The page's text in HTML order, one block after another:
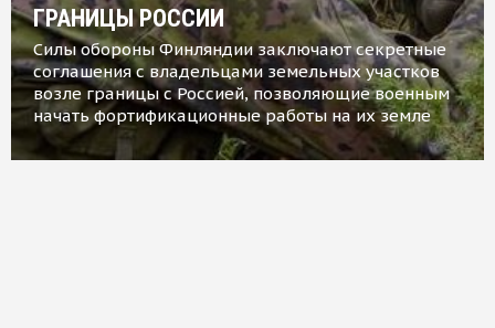
ГРАНИЦЫ РОССИИ
Силы обороны Финляндии заключают секретные
соглашения с владельцами земельных участков
возле границы с Россией, позволяющие военным
начать фортификационные работы на их земле